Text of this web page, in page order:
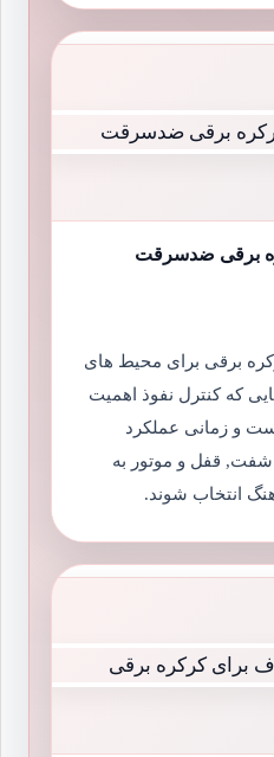
برقی ضدسرقت
برقی برای محیط های
که کنترل نفوذ اهمیت
و زمانی عملکرد
شفت, قفل و موتور به
انتخاب شوند.